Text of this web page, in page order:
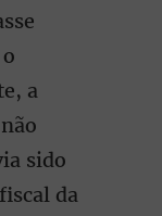
a
sido
da